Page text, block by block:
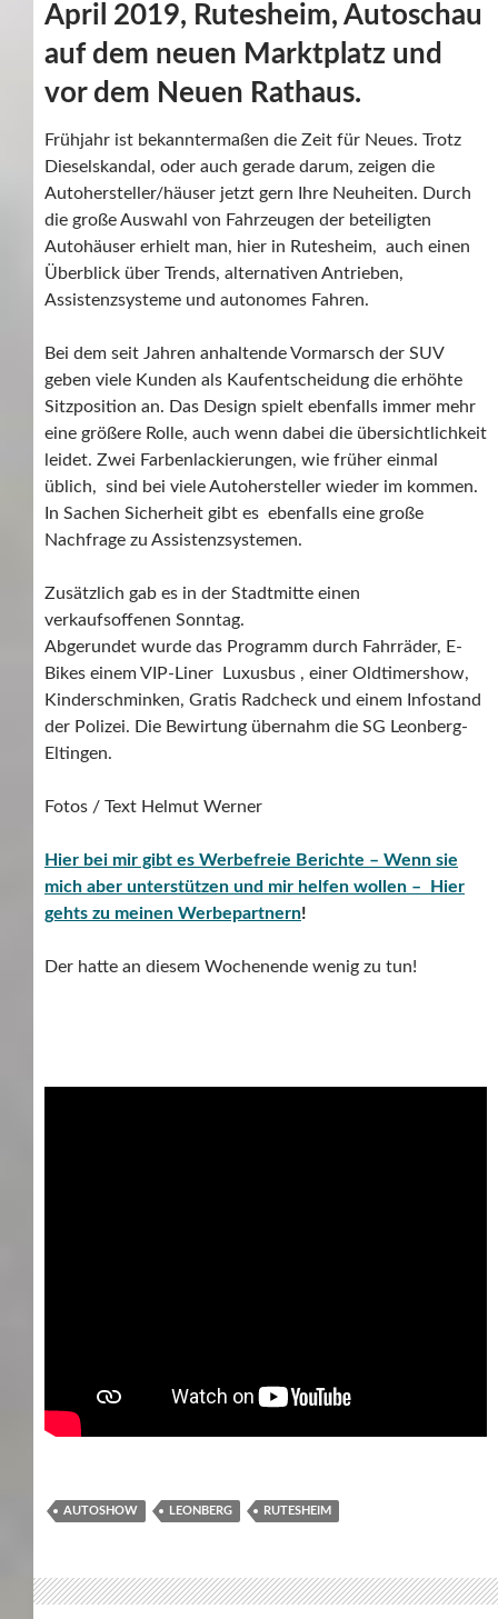
April 2019, Rutesheim, Autoschau
auf dem neuen Marktplatz und
vor dem Neuen Rathaus.
Frühjahr ist bekanntermaßen die Zeit für Neues. Trotz
Dieselskandal, oder auch gerade darum, zeigen die
Autohersteller/häuser jetzt gern Ihre Neuheiten. Durch
die große Auswahl von Fahrzeugen der beteiligten
Autohäuser erhielt man, hier in Rutesheim, auch einen
Überblick über Trends, alternativen Antrieben,
Assistenzsysteme und autonomes Fahren.
Bei dem seit Jahren anhaltende Vormarsch der SUV
geben viele Kunden als Kaufentscheidung die erhöhte
Sitzposition an. Das Design spielt ebenfalls immer mehr
eine größere Rolle, auch wenn dabei die übersichtlichkeit
leidet. Zwei Farbenlackierungen, wie früher einmal
üblich, sind bei viele Autohersteller wieder im kommen.
In Sachen Sicherheit gibt es ebenfalls eine große
Nachfrage zu Assistenzsystemen.
Zusätzlich gab es in der Stadtmitte einen
verkaufsoffenen Sonntag.
Abgerundet wurde das Programm durch Fahrräder, E-
Bikes einem VIP-Liner Luxusbus , einer Oldtimershow,
Kinderschminken, Gratis Radcheck und einem Infostand
der Polizei. Die Bewirtung übernahm die SG Leonberg-
Eltingen.
Fotos / Text Helmut Werner
Hier bei mir gibt es Werbefreie Berichte – Wenn sie
mich aber unterstützen und mir helfen wollen – Hier
gehts zu meinen Werbepartnern!
Der hatte an diesem Wochenende wenig zu tun!
AUTOSHOW LEONBERG RUTESHEIM